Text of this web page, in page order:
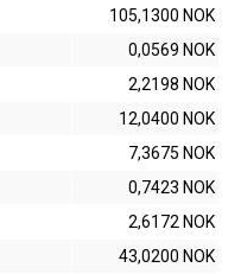
105,1300 NOK
0,0569 NOK
2,2198 NOK
12,0400 NOK
7,3675 NOK
0,7423 NOK
2,6172 NOK
43,0200 NOK